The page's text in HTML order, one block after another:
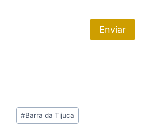
Tags
#Barra da Tijuca